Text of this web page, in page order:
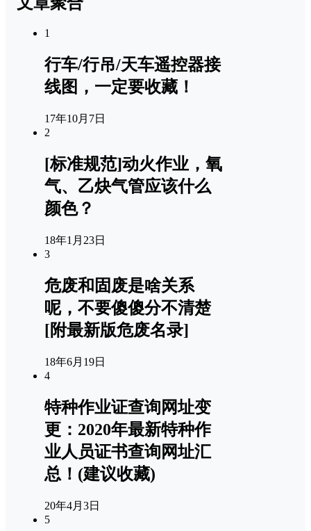
1
行车/行吊/天车遥控器接
线图，一定要收藏！
17年10月7日
2
[标准规范]动火作业，氧
气、乙炔气管应该什么
颜色？
18年1月23日
3
危废和固废是啥关系
呢，不要傻傻分不清楚
[附最新版危废名录]
18年6月19日
4
特种作业证查询网址变
更：2020年最新特种作
业人员证书查询网址汇
总！(建议收藏)
20年4月3日
5